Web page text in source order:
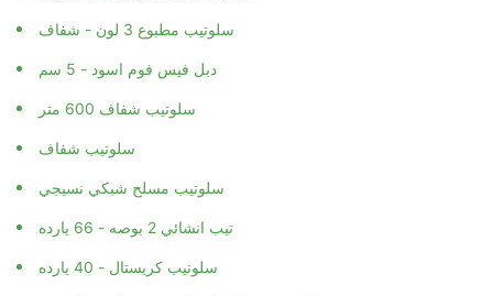
سلوتيب مطبوع 3 لون - شفاف
دبل فيس فوم اسود - 5 سم
سلوتيب شفاف 600 متر
سلوتيب شفاف
سلوتيب مسلح شبكي نسيجي
تيب انشائي 2 بوصه - 66 يارده
سلوتيب كريستال - 40 يارده